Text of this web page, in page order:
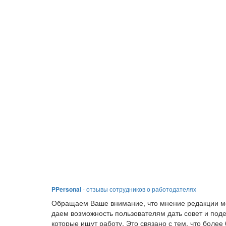
PPersonal- отзывы сотрудников о работодателях
Обращаем Ваше внимание, что мнение редакции
даем возможность пользователям дать совет и
которые ищут работу. Это связано с тем, что